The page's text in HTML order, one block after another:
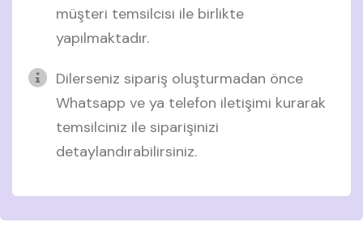
müşteri temsilcisi ile birlikte
yapılmaktadır.
Dilerseniz sipariş oluşturmadan önce
Whatsapp ve ya telefon iletişimi kurarak
temsilciniz ile siparişinizi
detaylandırabilirsiniz.